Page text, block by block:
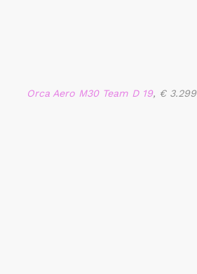
Orca Aero M30 Team D 19, € 3.299